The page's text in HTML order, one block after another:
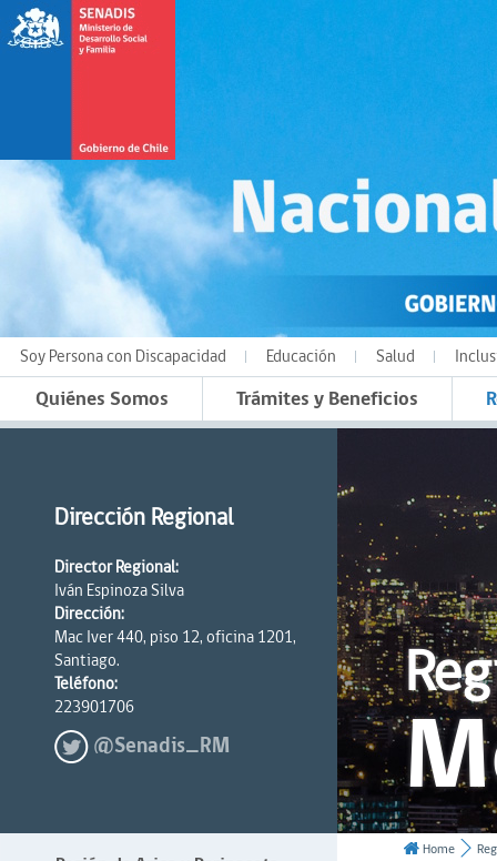
Soy Persona con Discapacidad Educación Salud
Quiénes Somos Trámites y Beneficios
Dirección Regional
Director Regional:
Iván Espinoza Silva
Dirección:
Mac Iver 440, piso 12, oficina 1201,
Santiago.
Teléfono:
223901706
@Senadis_RM
Home